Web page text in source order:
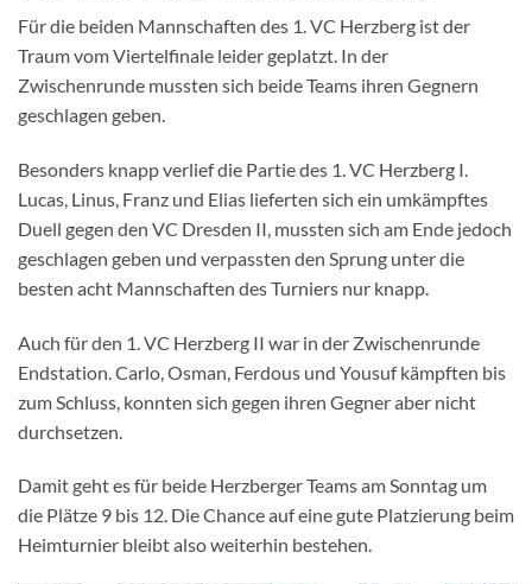
Für die beiden Mannschaften des 1. VC Herzberg ist der
Traum vom Viertelfinale leider geplatzt. In der
Zwischenrunde mussten sich beide Teams ihren Gegnern
geschlagen geben.
Besonders knapp verlief die Partie des 1. VC Herzberg I.
Lucas, Linus, Franz und Elias lieferten sich ein umkämpftes
Duell gegen den VC Dresden II, mussten sich am Ende jedoch
geschlagen geben und verpassten den Sprung unter die
besten acht Mannschaften des Turniers nur knapp.
Auch für den 1. VC Herzberg II war in der Zwischenrunde
Endstation. Carlo, Osman, Ferdous und Yousuf kämpften bis
zum Schluss, konnten sich gegen ihren Gegner aber nicht
durchsetzen.
Damit geht es für beide Herzberger Teams am Sonntag um
die Plätze 9 bis 12. Die Chance auf eine gute Platzierung beim
Heimturnier bleibt also weiterhin bestehen.